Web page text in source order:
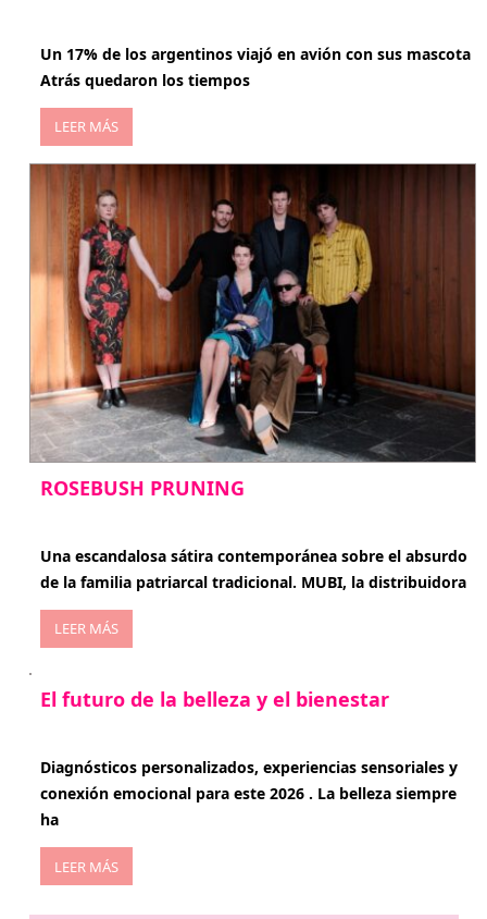
Un 17% de los argentinos viajó en avión con sus mascota
Atrás quedaron los tiempos
LEER MÁS
ROSEBUSH PRUNING
Una escandalosa sátira contemporánea sobre el absurdo
de la familia patriarcal tradicional. MUBI, la distribuidora
LEER MÁS
El futuro de la belleza y el bienestar
Diagnósticos personalizados, experiencias sensoriales y
conexión emocional para este 2026 . La belleza siempre
ha
LEER MÁS